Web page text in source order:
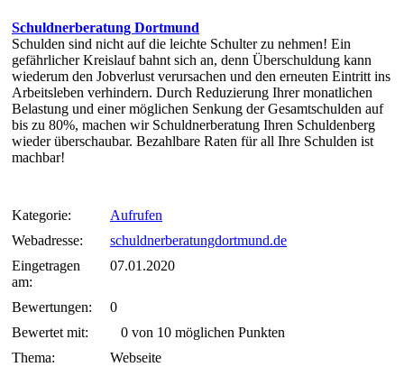
Schuldnerberatung Dortmund
Schulden sind nicht auf die leichte Schulter zu nehmen! Ein
gefährlicher Kreislauf bahnt sich an, denn Überschuldung kann
wiederum den Jobverlust verursachen und den erneuten Eintritt ins
Arbeitsleben verhindern. Durch Reduzierung Ihrer monatlichen
Belastung und einer möglichen Senkung der Gesamtschulden auf
bis zu 80%, machen wir Schuldnerberatung Ihren Schuldenberg
wieder überschaubar. Bezahlbare Raten für all Ihre Schulden ist
machbar!
Kategorie:
Aufrufen
Webadresse:
schuldnerberatungdortmund.de
Eingetragen
am:
07.01.2020
Bewertungen:
0
Bewertet mit:
0 von 10 möglichen Punkten
Thema:
Webseite